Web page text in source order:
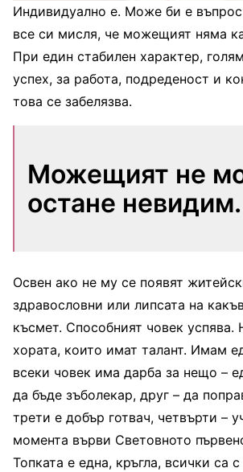
Индивидуално е. Може би е
все си мисля, че можещият няма
При един стабилен характер,
успех, за работа, подреденост и
това се забелязва.
Можещият не
остане невидим.
Освен ако не му се появят
здравословни или липсата на
късмет. Способният човек успява.
хората, които имат талант. Имам
всеки човек има дарба за нещо –
да бъде зъболекар, друг – да
трети е добър готвач, четвърти –
момента върви Световното
Топката е една, кръгла, всички са